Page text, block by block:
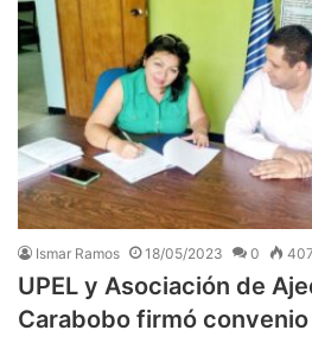
Ismar Ramos 18/05/2023 0 407
UPEL y Asociación de
Carabobo firmó